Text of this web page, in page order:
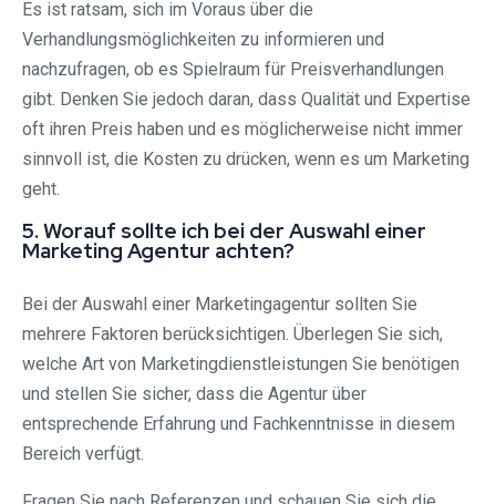
Es ist ratsam, sich im Voraus über die
Verhandlungsmöglichkeiten zu informieren und
nachzufragen, ob es Spielraum für Preisverhandlungen
gibt. Denken Sie jedoch daran, dass Qualität und Expertise
oft ihren Preis haben und es möglicherweise nicht immer
sinnvoll ist, die Kosten zu drücken, wenn es um Marketing
geht.
5. Worauf sollte ich bei der Auswahl einer
Marketing Agentur achten?
Bei der Auswahl einer Marketingagentur sollten Sie
mehrere Faktoren berücksichtigen. Überlegen Sie sich,
welche Art von Marketingdienstleistungen Sie benötigen
und stellen Sie sicher, dass die Agentur über
entsprechende Erfahrung und Fachkenntnisse in diesem
Bereich verfügt.